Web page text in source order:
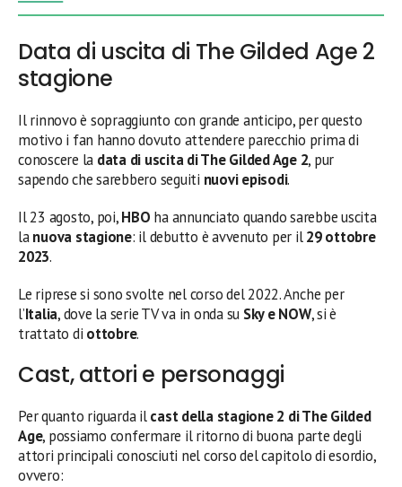
Data di uscita di The Gilded Age 2
stagione
Il rinnovo è sopraggiunto con grande anticipo, per questo
motivo i fan hanno dovuto attendere parecchio prima di
conoscere la data di uscita di The Gilded Age 2, pur
sapendo che sarebbero seguiti nuovi episodi.
Il 23 agosto, poi,HBO ha annunciato quando sarebbe uscita
lanuova stagione: il debutto è avvenuto per il29 ottobre
2023.
Le riprese si sono svolte nel corso del 2022. Anche per
l’Italia, dove la serie TV va in onda su Sky e NOW, si è
trattato di ottobre.
Cast, attori e personaggi
Per quanto riguarda ilcast della stagione 2 di The Gilded
Age, possiamo confermare il ritorno di buona parte degli
attori principali conosciuti nel corso del capitolo di esordio,
ovvero: